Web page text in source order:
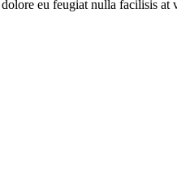
eu feugiat nulla facilisis at